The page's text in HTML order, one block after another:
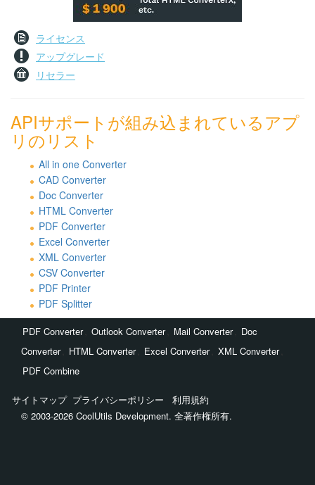
ライセンス
アップグレード
リセラー
APIサポートが組み込まれているアプ
リのリスト
All in one Converter
CAD Converter
Doc Converter
HTML Converter
PDF Converter
Excel Converter
XML Converter
CSV Converter
PDF Printer
PDF Splitter
PDF Converter Outlook Converter Mail Converter
Doc
Converter
HTML Converter Excel Converter XML Converter
PDF Combine
サイトマップ プライバシーポリシー
利用規約
© 2003-2026 CoolUtils Development. 全著作権所有.